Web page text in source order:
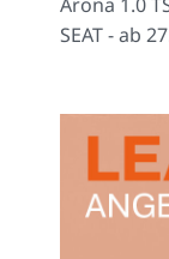
SEAT - ab